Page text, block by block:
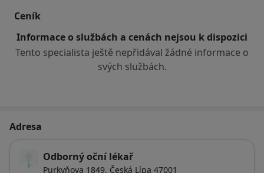
Ceník
Informace o službách a cenách nejsou k dispozici
Tento specialista ještě nepřidával žádné informace o
svých službách.
Adresa
Odborný oční lékař
Purkyňova 1849, Česká Lípa 47001